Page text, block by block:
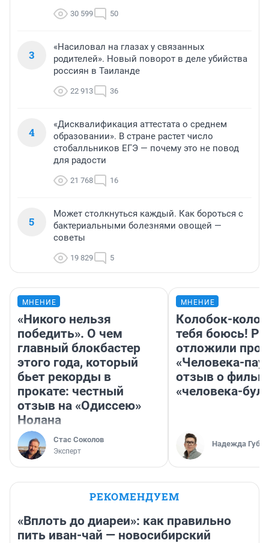
30 599 50
3
«Насиловал на глазах у связанных
родителей». Новый поворот в деле убийства
россиян в Таиланде
22 913 36
4
«Дисквалификация аттестата о среднем
образовании». В стране растет число
стобалльников ЕГЭ — почему это не повод
для радости
21 768 16
5
Может столкнуться каждый. Как бороться с
бактериальными болезнями овощей —
советы
19 829 5
МНЕНИЕ
«Никого нельзя
победить». О чем
главный блокбастер
этого года, который
бьет рекорды в
прокате: честный
отзыв на «Одиссею»
Нолана
Стас Соколов
Эксперт
МНЕНИЕ
Колобок-
тебя боюсь!
отложили
«Человека-
отзыв о
«человека-
Надежда
РЕКОМЕНДУЕМ
«Вплоть до диареи»: как правильно
пить иван-чай — новосибирский